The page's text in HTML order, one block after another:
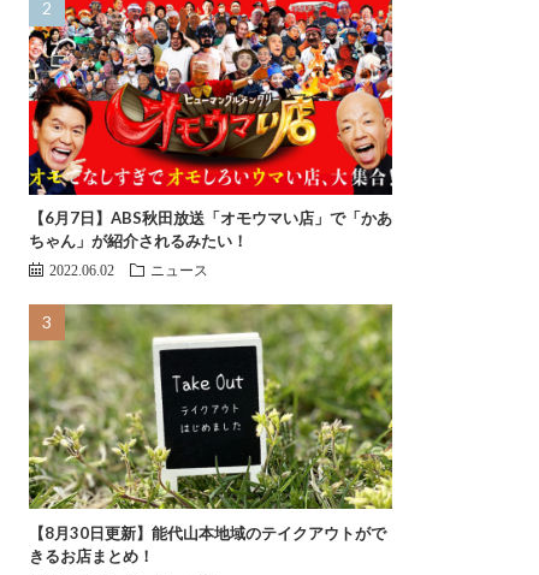
【6月7日】ABS秋田放送「オモウマい店」で「かあ
ちゃん」が紹介されるみたい！
2022.06.02 ニュース
【8月30日更新】能代山本地域のテイクアウトがで
きるお店まとめ！